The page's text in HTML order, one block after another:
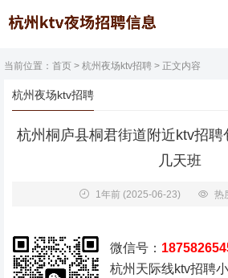
当前位置： 首页 > 杭州夜场ktv招聘 > 正文内容
杭州夜场ktv招聘
杭州桐庐县桐君街道附近ktv招
几天班
1年前(2025-06-23) 热
微信号：
杭州天际线ktv招聘